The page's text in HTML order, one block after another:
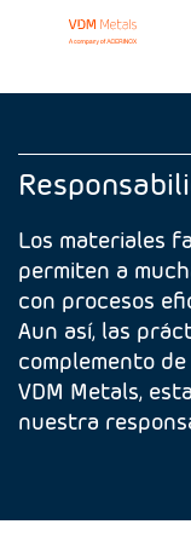
Los materiales
permiten a
con procesos
Aun así, las
complemento
VDM Metals,
nuestra